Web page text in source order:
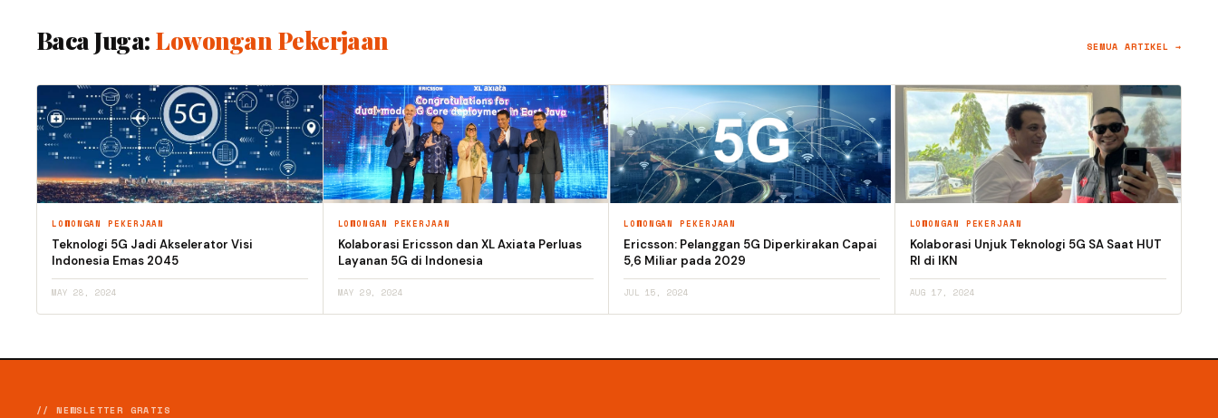
Baca Juga: Lowongan Pekerjaan SEMUA ARTIKEL →
LOWONGAN PEKERJAAN
Teknologi 5G Jadi Akselerator Visi
Indonesia Emas 2045
MAY 28, 2024
LOWONGAN PEKERJAAN
Kolaborasi Ericsson dan XL Axiata Perluas
Layanan 5G di Indonesia
MAY 29, 2024
LOWONGAN PEKERJAAN
Ericsson: Pelanggan 5G Diperkirakan Capai
5,6 Miliar pada 2029
JUL 15, 2024
LOWONGAN PEKERJAAN
Kolaborasi Unjuk Teknologi 5G SA Saat HUT
RI di IKN
AUG 17, 2024
// NEWSLETTER GRATIS